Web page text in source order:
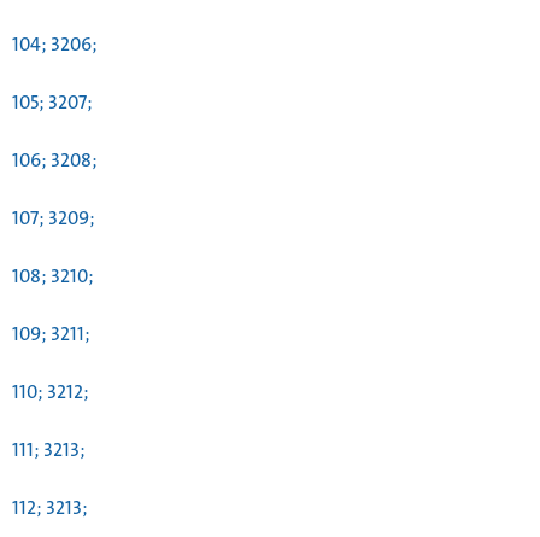
104; 3206;
105; 3207;
106; 3208;
107; 3209;
108; 3210;
109; 3211;
110; 3212;
111; 3213;
112; 3213;